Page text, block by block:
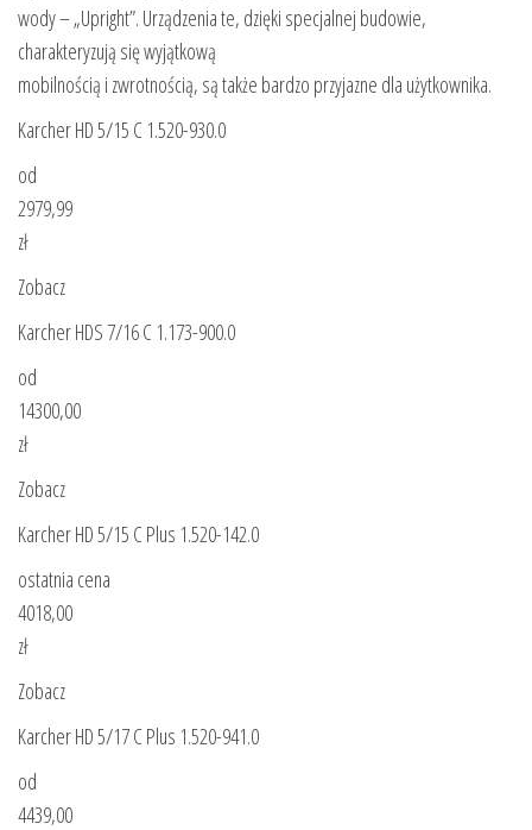
wody – „Upright”. Urządzenia te, dzięki specjalnej budowie,
charakteryzują się wyjątkową
mobilnością i zwrotnością, są także bardzo przyjazne dla użytkownika.
Karcher HD 5/15 C 1.520-930.0
od
2979,99
zł
Zobacz
Karcher HDS 7/16 C 1.173-900.0
od
14300,00
zł
Zobacz
Karcher HD 5/15 C Plus 1.520-142.0
ostatnia cena
4018,00
zł
Zobacz
Karcher HD 5/17 C Plus 1.520-941.0
od
4439,00